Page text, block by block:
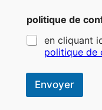
politique de
en cliquant
politique de
Envoyer